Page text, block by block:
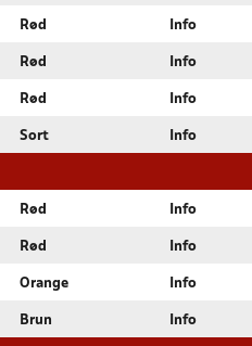
Rød Info
Rød Info
Rød Info
Sort Info
Rød Info
Rød Info
Orange Info
Brun Info